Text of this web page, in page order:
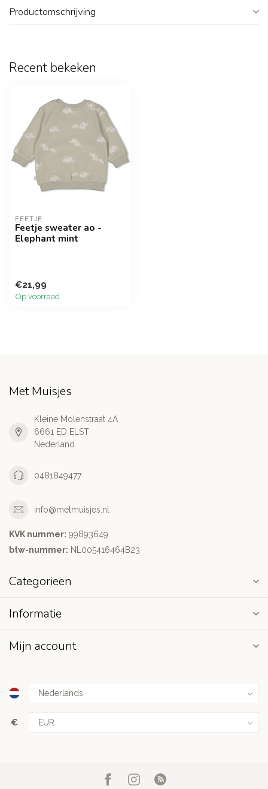
Productomschrijving
Recent bekeken
FEETJE
Feetje sweater ao -
Elephant mint
€21,99
Op voorraad
Met Muisjes
Kleine Molenstraat 4A
6661 ED ELST
Nederland
0481849477
info@metmuisjes.nl
KVK nummer: 99893649
btw-nummer: NL005416464B23
Categorieën
Informatie
Mijn account
€